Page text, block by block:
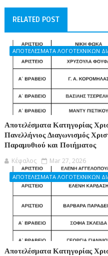
RELATED POST
ΑΠΟΤΕΛΕΣΜΑΤΑ ΛΟΓΟΤΕΧΝΙΚΩΝ
Αποτελέσματα Κατηγορίας
Πανελλήνιος Διαγωνισμός
Παραμυθιού και Ποιήματος
Κέφαλος Mar 27, 2026
ΑΠΟΤΕΛΕΣΜΑΤΑ ΛΟΓΟΤΕΧΝΙΚΩΝ
Αποτελέσματα Κατηγορίας